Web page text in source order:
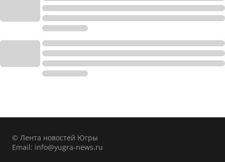
© Лента новостей Югры
Email: info@yugra-news.ru